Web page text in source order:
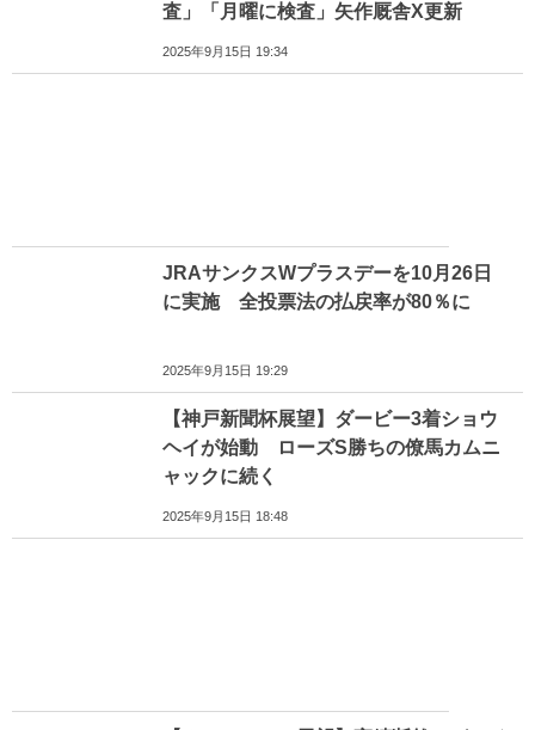
査」「月曜に検査」矢作厩舎X更新
2025年9月15日 19:34
JRAサンクスWプラスデーを10月26日
に実施 全投票法の払戻率が80％に
2025年9月15日 19:29
【神戸新聞杯展望】ダービー3着ショウ
ヘイが始動 ローズS勝ちの僚馬カムニ
ャックに続く
2025年9月15日 18:48